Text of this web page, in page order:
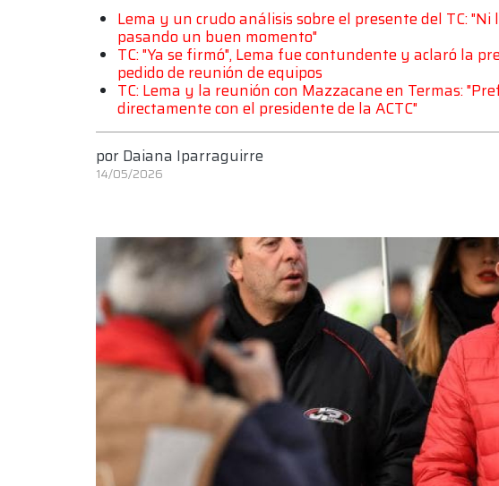
Lema y un crudo análisis sobre el presente del TC:
pasando un buen momento"
TC: "Ya se firmó", Lema fue contundente y aclaró la
pedido de reunión de equipos
TC: Lema y la reunión con Mazzacane en Termas:
directamente con el presidente de la ACTC"
por Daiana Iparraguirre
14/05/2026